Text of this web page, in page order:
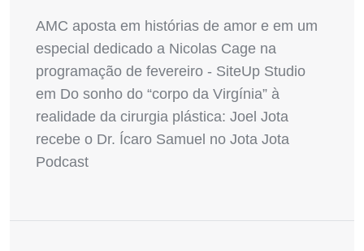
AMC aposta em histórias de amor e em um
especial dedicado a Nicolas Cage na
programação de fevereiro - SiteUp Studio
em Do sonho do “corpo da Virgínia” à
realidade da cirurgia plástica: Joel Jota
recebe o Dr. Ícaro Samuel no Jota Jota
Podcast